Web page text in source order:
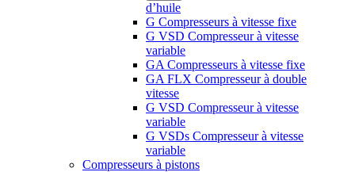
d’huile
G Compresseurs à vitesse fixe
G VSD Compresseur à vitesse
variable
GA Compresseurs à vitesse fixe
GA FLX Compresseur à double
vitesse
G VSD Compresseur à vitesse
variable
G VSDs Compresseur à vitesse
variable
Compresseurs à pistons